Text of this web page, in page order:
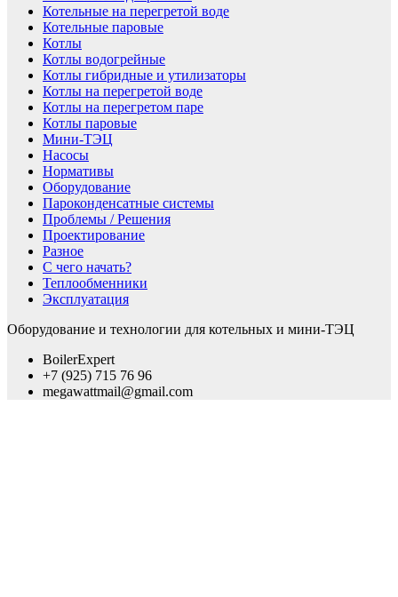
Котельные на перегретой воде
Котельные паровые
Котлы
Котлы водогрейные
Котлы гибридные и утилизаторы
Котлы на перегретой воде
Котлы на перегретом паре
Котлы паровые
Мини-ТЭЦ
Насосы
Нормативы
Оборудование
Пароконденсатные системы
Проблемы / Решения
Проектирование
Разное
С чего начать?
Теплообменники
Эксплуатация
Оборудование и технологии для котельных и мини-ТЭЦ
BoilerExpert
+7 (925) 715 76 96
megawattmail@gmail.com